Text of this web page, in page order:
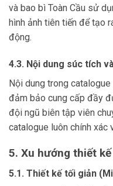
và bao bì Toàn Cầu sử
hình ảnh tiên tiến để tạo
động.
4.3. Nội dung súc tích
Nội dung trong
đảm bảo cung cấp đầy
đội ngũ biên tập viên
catalogue luôn chính xác
5. Xu hướng thiết
5.1. Thiết kế tối giản